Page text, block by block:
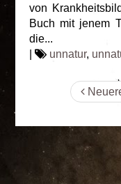
von
Buch mit jenem
die...
| unnatur,